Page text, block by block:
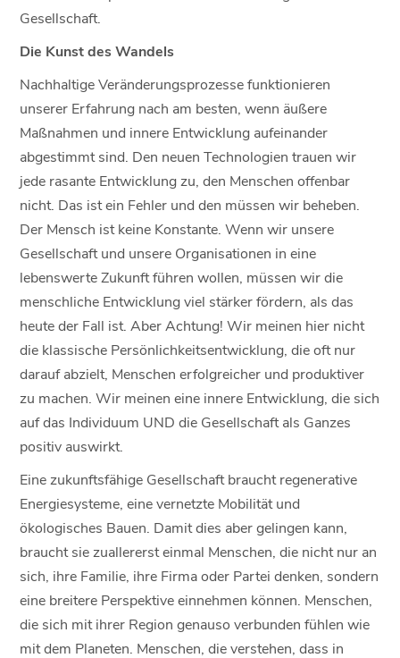
Gesellschaft.
Die Kunst des Wandels
Nachhaltige Veränderungsprozesse funktionieren
unserer Erfahrung nach am besten, wenn äußere
Maßnahmen und innere Entwicklung aufeinander
abgestimmt sind. Den neuen Technologien trauen wir
jede rasante Entwicklung zu, den Menschen offenbar
nicht. Das ist ein Fehler und den müssen wir beheben.
Der Mensch ist keine Konstante. Wenn wir unsere
Gesellschaft und unsere Organisationen in eine
lebenswerte Zukunft führen wollen, müssen wir die
menschliche Entwicklung viel stärker fördern, als das
heute der Fall ist. Aber Achtung! Wir meinen hier nicht
die klassische Persönlichkeitsentwicklung, die oft nur
darauf abzielt, Menschen erfolgreicher und produktiver
zu machen. Wir meinen eine innere Entwicklung, die sich
auf das Individuum UND die Gesellschaft als Ganzes
positiv auswirkt.
Eine zukunftsfähige Gesellschaft braucht regenerative
Energiesysteme, eine vernetzte Mobilität und
ökologisches Bauen. Damit dies aber gelingen kann,
braucht sie zuallererst einmal Menschen, die nicht nur an
sich, ihre Familie, ihre Firma oder Partei denken, sondern
eine breitere Perspektive einnehmen können. Menschen,
die sich mit ihrer Region genauso verbunden fühlen wie
mit dem Planeten. Menschen, die verstehen, dass in